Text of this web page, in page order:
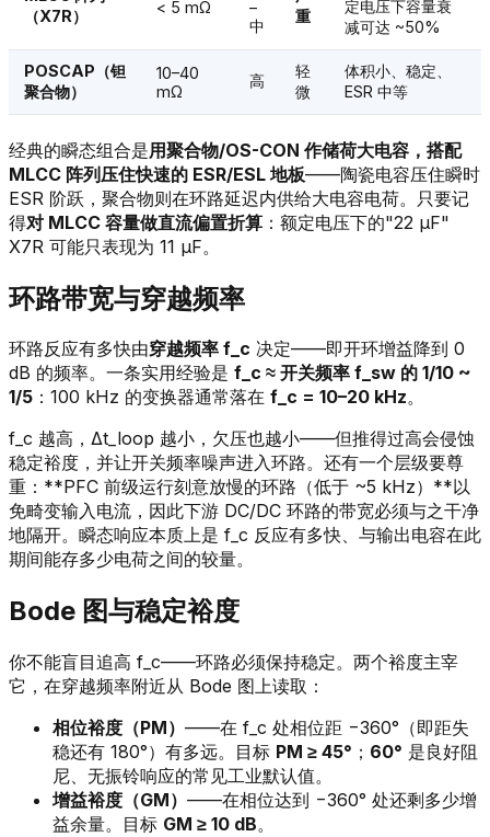
（X7R）
< 5 mΩ
–
中
重
定电压下容量衰
减可达 ~50%
POSCAP（钽
聚合物）
10–40
mΩ
高
轻
微
体积小、稳定、
ESR 中等
经典的瞬态组合是用聚合物/OS-CON 作储荷大电容，搭配
MLCC 阵列压住快速的 ESR/ESL 地板——陶瓷电容压住瞬时
ESR 阶跃，聚合物则在环路延迟内供给大电容电荷。只要记
得对 MLCC 容量做直流偏置折算 ：额定电压下的"22 µF"
X7R 可能只表现为 11 µF。
环路带宽与穿越频率
环路反应有多快由穿越频率 f_c 决定——即开环增益降到 0
dB 的频率。一条实用经验是 f_c ≈ 开关频率 f_sw 的 1/10 ~
1/5 ：100 kHz 的变换器通常落在 f_c = 10–20 kHz。
f_c 越高，Δt_loop 越小，欠压也越小——但推得过高会侵蚀
稳定裕度，并让开关频率噪声进入环路。还有一个层级要尊
重：**PFC 前级运行刻意放慢的环路（低于 ~5 kHz）**以
免畸变输入电流，因此下游 DC/DC 环路的带宽必须与之干净
地隔开。瞬态响应本质上是 f_c 反应有多快、与输出电容在此
期间能存多少电荷之间的较量。
Bode 图与稳定裕度
你不能盲目追高 f_c——环路必须保持稳定。两个裕度主宰
它，在穿越频率附近从 Bode 图上读取：
相位裕度（PM） ——在 f_c 处相位距 −360°（即距失
稳还有 180°）有多远。目标 PM ≥ 45° ； 60° 是良好阻
尼、无振铃响应的常见工业默认值。
增益裕度（GM） ——在相位达到 −360° 处还剩多少增
益余量。目标 GM ≥ 10 dB。